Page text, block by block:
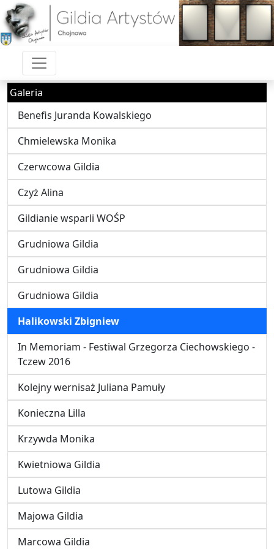
Galeria
Benefis Juranda Kowalskiego
Chmielewska Monika
Czerwcowa Gildia
Czyż Alina
Gildianie wsparli WOŚP
Grudniowa Gildia
Grudniowa Gildia
Grudniowa Gildia
Halikowski Zbigniew
In Memoriam - Festiwal Grzegorza Ciechowskiego -
Tczew 2016
Kolejny wernisaż Juliana Pamuły
Konieczna Lilla
Krzywda Monika
Kwietniowa Gildia
Lutowa Gildia
Majowa Gildia
Marcowa Gildia